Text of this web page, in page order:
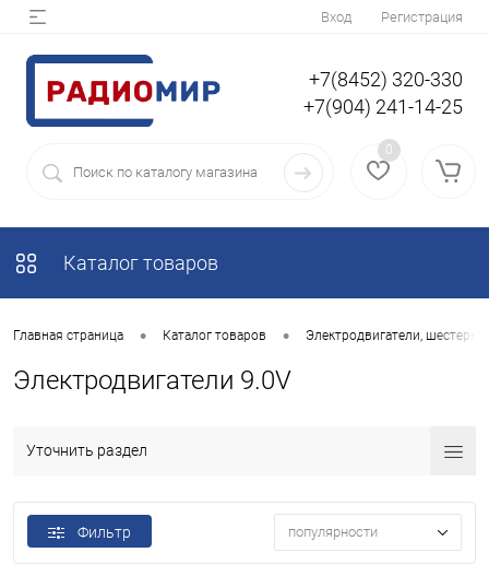
Вход Регистрация
+7(8452) 320-330
+7(904) 241-14-25
0
Каталог товаров
Главная страница • Каталог товаров • Электродвигатели,
Электродвигатели 9.0V
Уточнить раздел
Фильтр популярности